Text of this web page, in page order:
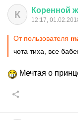
К Коренной
12:17,
От пользователя
чота тиха, все
Мечтая о